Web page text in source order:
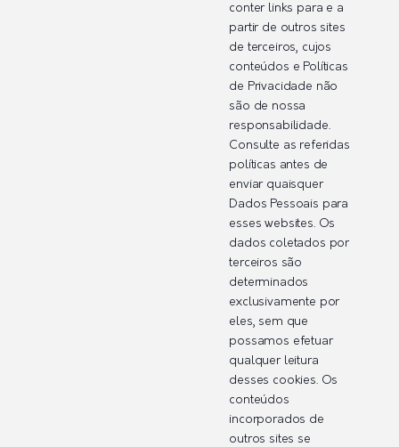
conter links para e a
partir de outros sites
de terceiros, cujos
conteúdos e Políticas
de Privacidade não
são de nossa
responsabilidade.
Consulte as referidas
políticas antes de
enviar quaisquer
Dados Pessoais para
esses websites. Os
dados coletados por
terceiros são
determinados
exclusivamente por
eles, sem que
possamos efetuar
qualquer leitura
desses cookies. Os
conteúdos
incorporados de
outros sites se